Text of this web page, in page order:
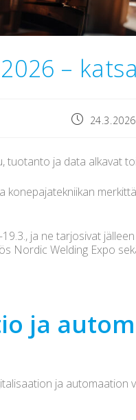
–
24.3.2026
tuotanto ja data alkavat
ja ne tarjosivat
Nordic Welding Expo
ja
ja